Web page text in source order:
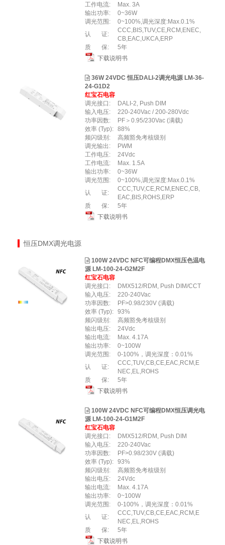
工作电流:
Max. 3A
输出功率:
0~36W
调光范围:
0~100%,调光深度:Max.0.1%
认 证:
CCC,BIS,TUV,CE,RCM,ENEC,
CB,EAC,UKCA,ERP
质 保:
5年
下载说明书
36W 24VDC 恒压DALI-2调光电源 LM-36-
24-G1D2
红宝石电容
调光接口:
DALI-2, Push DIM
输入电压:
220-240Vac / 200-280Vdc
功率因数:
PF＞0.95/230Vac (满载)
效率 (Typ): 88%
频闪级别:
高频豁免考核级别
调光输出:
PWM
工作电压:
24Vdc
工作电流:
Max. 1.5A
输出功率:
0~36W
调光范围:
0~100%,调光深度:Max.0.1%
认 证:
CCC,TUV,CE,RCM,ENEC,CB,
EAC,BIS,ROHS,ERP
质 保:
5年
下载说明书
恒压DMX调光电源
100W 24VDC NFC可编程DMX恒压色温电
源 LM-100-24-G2M2F
红宝石电容
调光接口:
DMX512/RDM, Push DIM/CCT
输入电压:
220-240Vac
功率因数:
PF>0.98/230V (满载)
效率 (Typ): 93%
频闪级别:
高频豁免考核级别
输出电压:
24Vdc
输出电流:
Max. 4.17A
输出功率:
0~100W
调光范围:
0-100%，调光深度：0.01%
认 证:
CCC,TUV,CB,CE,EAC,RCM,E
NEC,EL,ROHS
质 保:
5年
下载说明书
100W 24VDC NFC可编程DMX恒压调光电
源 LM-100-24-G1M2F
红宝石电容
调光接口:
DMX512/RDM, Push DIM
输入电压:
220-240Vac
功率因数:
PF>0.98/230V (满载)
效率 (Typ): 93%
频闪级别:
高频豁免考核级别
输出电压:
24Vdc
输出电流:
Max. 4.17A
输出功率:
0~100W
调光范围:
0-100%，调光深度：0.01%
认 证:
CCC,TUV,CB,CE,EAC,RCM,E
NEC,EL,ROHS
质 保:
5年
下载说明书